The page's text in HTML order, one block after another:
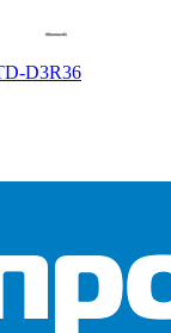
D3R36